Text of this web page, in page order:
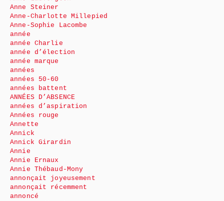
Anne Steiner
Anne-Charlotte Millepied
Anne-Sophie Lacombe
année
année Charlie
année d’élection
année marque
années
années 50-60
années battent
ANNÉES D’ABSENCE
années d’aspiration
Années rouge
Annette
Annick
Annick Girardin
Annie
Annie Ernaux
Annie Thébaud-Mony
annonçait joyeusement
annonçait récemment
annoncé